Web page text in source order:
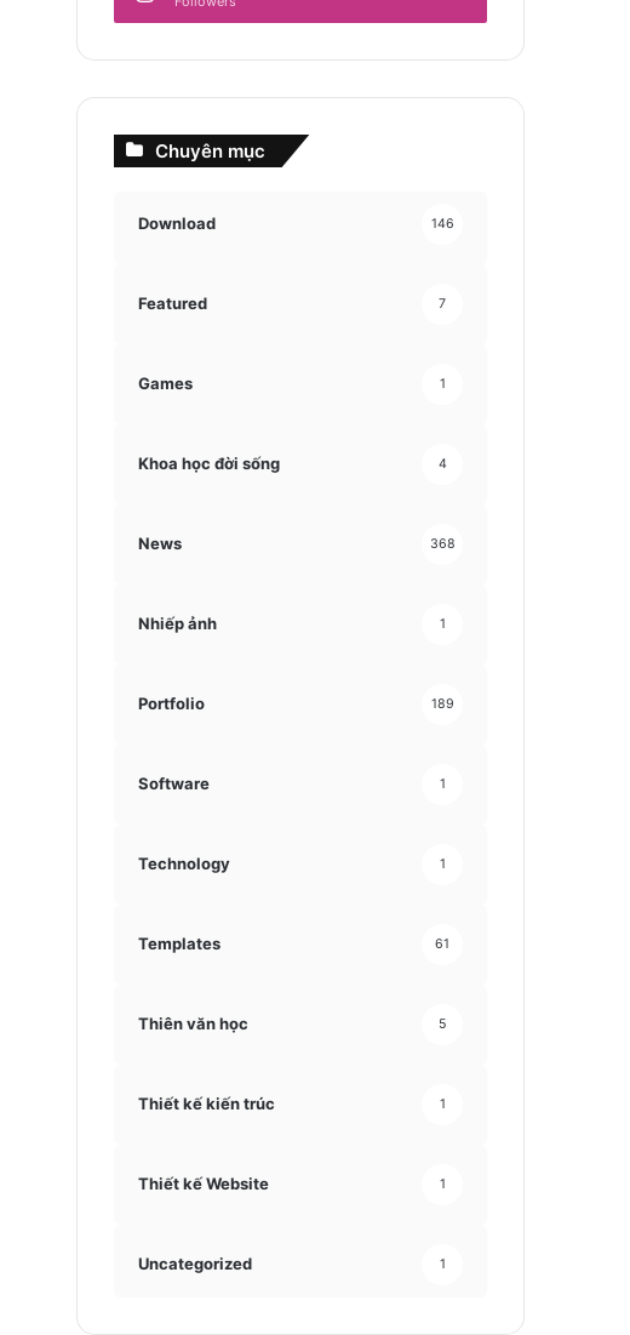
Chuyên mục
Download 146
Featured 7
Games 1
Khoa học đời sống 4
News 368
Nhiếp ảnh 1
Portfolio 189
Software 1
Technology 1
Templates 61
Thiên văn học 5
Thiết kế kiến trúc 1
Thiết kế Website 1
Uncategorized 1